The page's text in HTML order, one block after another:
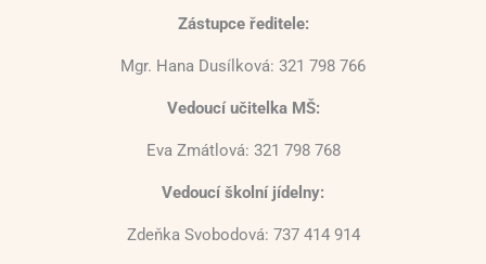
Zástupce ředitele:
Mgr. Hana Dusílková: 321 798 766
Vedoucí učitelka MŠ:
Eva Zmátlová: 321 798 768
Vedoucí školní jídelny:
Zdeňka Svobodová: 737 414 914